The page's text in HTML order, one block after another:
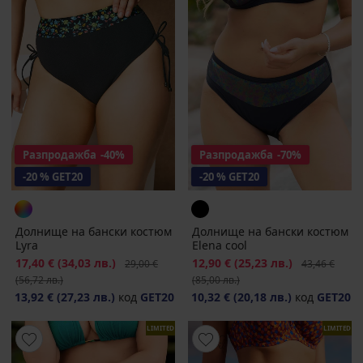
Разпродажба -40%
-20 % GET20
Долнище на бански костюм
Lyra
Намаление
17,40 € (34,03 лв.) Първоначална цена
29,00 €
(56,72 лв.)
13,92 € (27,23 лв.) код GET20
Разпродажба -70%
-20 % GET20
Долнище на бански костюм
Elena cool
Намаление
12,90 € (25,23 лв.)
43,46 €
(85,00 лв.)
10,32 € (20,18 лв.) код GET20
LIMITED LIMITED